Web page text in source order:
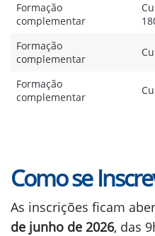
Formação
complementar
Formação
complementar
Formação
complementar
Como se
As inscrições ficam
de junho de 2026, das